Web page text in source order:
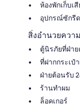
ห้องพักเก็บเสี
อุปกรณ์ซักรีด
สิ่งอำนวยควา
ตู้นิรภัยที่ฝ่า
ที่ฝากกระเป๋
ฝ่ายต้อนรับ
ร้านทำผม
ล็อคเกอร์